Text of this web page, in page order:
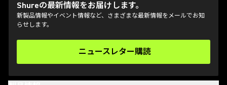
Shureの最新情報をお届けします。
新製品情報やイベント情報など、さまざまな最新情報をメールでお知
らせします。
ニュースレター購読
(Opens in a new tab)